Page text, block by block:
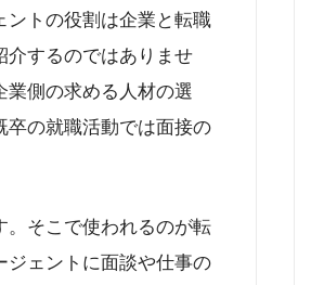
ントの役割は企業と転職
介するのではありませ
業側の求める人材の選
卒の就職活動では面接の
。そこで使われるのが転
ジェントに面談や仕事の